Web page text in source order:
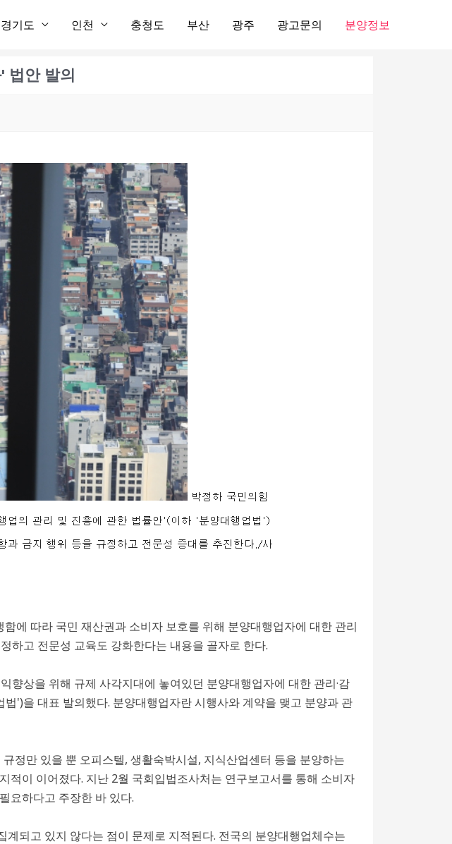
경기도 인천 충청도 부산 광주 광고문의 분양정보
법안 발의
에 따라 국민 재산권과 소비자 보호를 위해 분양대행업자에 대한 관리
하고 전문성 교육도 강화한다는 내용을 골자로 한다.
향상을 위해 규제 사각지대에 놓여있던 분양대행업자에 대한 관리·감
')을 대표 발의했다. 분양대행업자란 시행사와 계약을 맺고 분양과 관
정만 있을 뿐 오피스텔, 생활숙박시설, 지식산업센터 등을 분양하는
이 이어졌다. 지난 2월 국회입법조사처는 연구보고서를 통해 소비자
요하다고 주장한 바 있다.
되고 있지 않다는 점이 문제로 지적된다. 전국의 분양대행업체수는